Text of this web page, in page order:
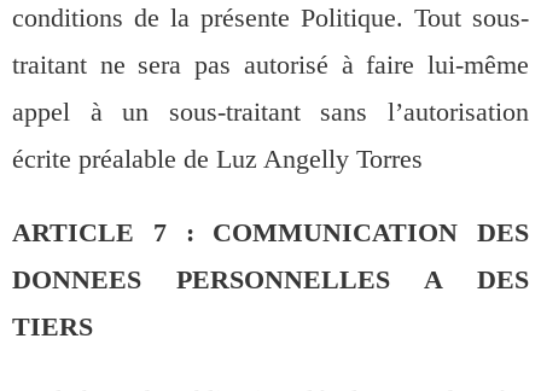
conditions de la présente Politique. Tout sous-
traitant ne sera pas autorisé à faire lui-même
appel à un sous-traitant sans l’autorisation
écrite préalable de Luz Angelly Torres
ARTICLE 7 : COMMUNICATION DES
DONNEES PERSONNELLES A DES
TIERS